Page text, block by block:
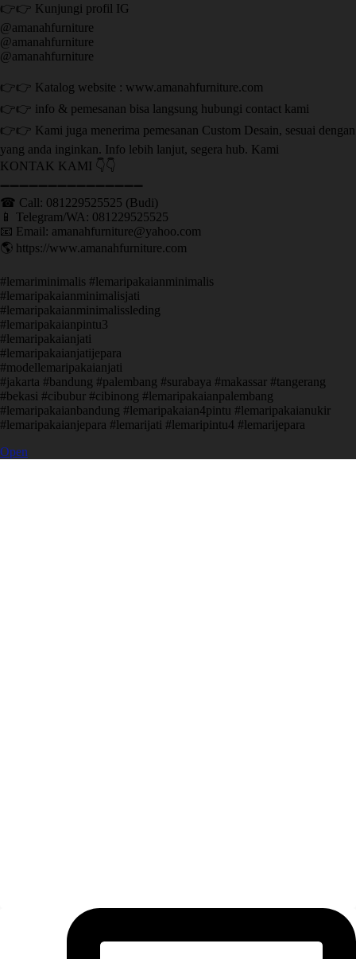
👉👉 Kunjungi profil IG
@amanahfurniture
@amanahfurniture
@amanahfurniture
👉👉 Katalog website : www.amanahfurniture.com
👉👉 info & pemesanan bisa langsung hubungi contact kami
👉👉 Kami juga menerima pemesanan Custom Desain, sesuai dengan
yang anda inginkan. Info lebih lanjut, segera hub. Kami
KONTAK KAMI 👇👇
➖➖➖➖➖➖➖➖➖➖➖➖➖➖➖ ㅤ
☎ Call: 081229525525 (Budi)
📱 Telegram/WA: 081229525525
📧 Email: amanahfurniture@yahoo.com
🌎 https://www.amanahfurniture.com
#lemariminimalis #lemaripakaianminimalis
#lemaripakaianminimalisjati
#lemaripakaianminimalissleding
#lemaripakaianpintu3
#lemaripakaianjati
#lemaripakaianjatijepara
#modellemaripakaianjati
#jakarta #bandung #palembang #surabaya #makassar #tangerang
#bekasi #cibubur #cibinong #lemaripakaianpalembang
#lemaripakaianbandung #lemaripakaian4pintu #lemaripakaianukir
#lemaripakaianjepara #lemarijati #lemaripintu4 #lemarijepara
Open